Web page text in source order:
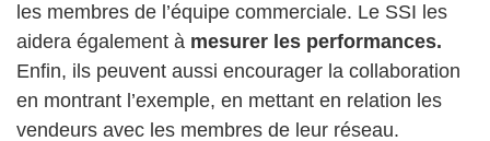
les membres de l’équipe commerciale. Le SSI les
aidera également à mesurer les performances.
Enfin, ils peuvent aussi encourager la collaboration
en montrant l’exemple, en mettant en relation les
vendeurs avec les membres de leur réseau.